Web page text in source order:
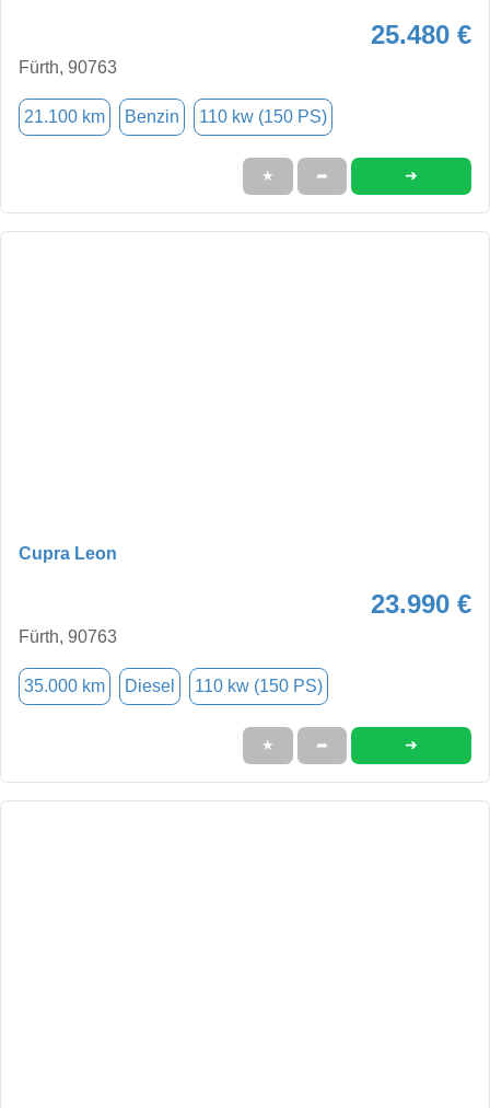
25.480 €
Fürth, 90763
21.100 km Benzin 110 kw (150 PS)
★ ➦ ➜
Cupra Leon
23.990 €
Fürth, 90763
35.000 km Diesel 110 kw (150 PS)
★ ➦ ➜